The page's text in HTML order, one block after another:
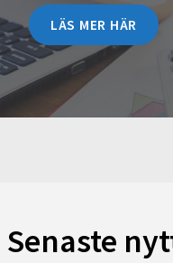
LÄS MER HÄR
Senaste